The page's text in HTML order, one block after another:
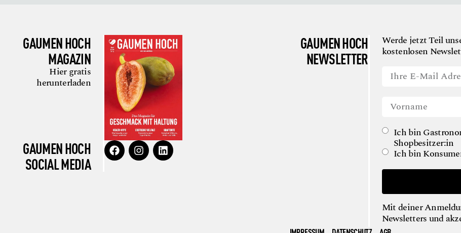
GAUMEN HOCH
MAGAZIN
Hier gratis
herunterladen
GAUMEN HOCH
SOCIAL MEDIA
GAUMEN HOCH
NEWSLETTER
Werde jetzt Teil
kostenlosen
Ich bin
Shopbesitzer:in
Ich bin
Mit deiner
Newsletters und